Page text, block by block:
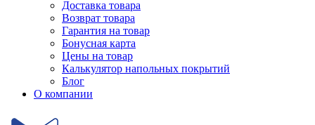
Доставка товара
Возврат товара
Гарантия на товар
Бонусная карта
Цены на товар
Калькулятор напольных покрытий
Блог
О компании